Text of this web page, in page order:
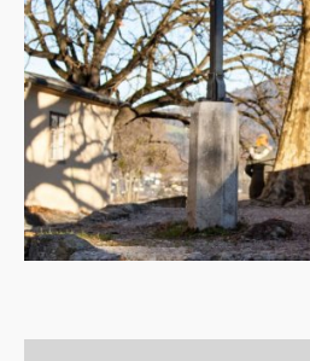
Artikel
Bücher
Zitate
Photos
Animal Rights Art
Helmut F. Kaplan unterstützen